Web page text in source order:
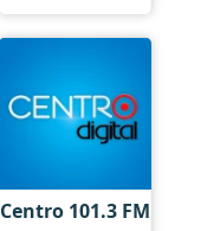
Centro 101.3 FM